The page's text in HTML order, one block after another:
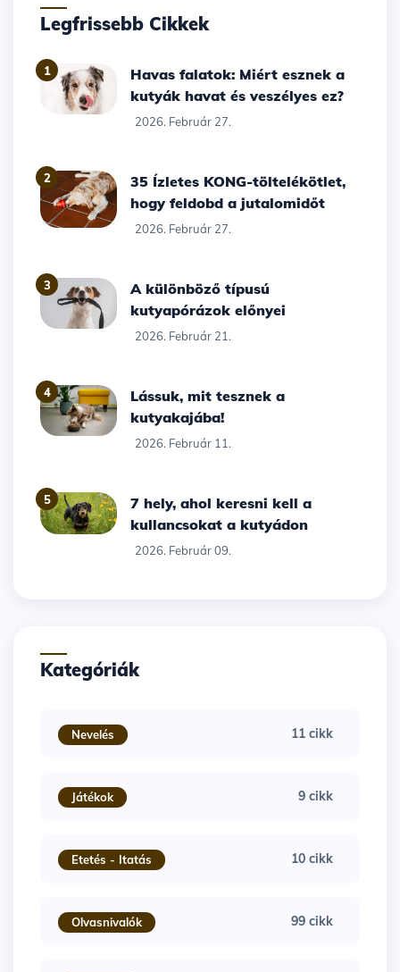
Legfrissebb Cikkek
1
Havas falatok: Miért esznek a
kutyák havat és veszélyes ez?
2026. Február 27.
2
35 Ízletes KONG-töltelékötlet,
hogy feldobd a jutalomidőt
2026. Február 27.
3
A különböző típusú
kutyapórázok előnyei
2026. Február 21.
4
Lássuk, mit tesznek a
kutyakajába!
2026. Február 11.
5
7 hely, ahol keresni kell a
kullancsokat a kutyádon
2026. Február 09.
Kategóriák
Nevelés 11 cikk
Játékok 9 cikk
Etetés - Itatás 10 cikk
Olvasnivalók 99 cikk